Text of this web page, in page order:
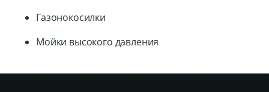
Газонокосилки
Мойки высокого давления